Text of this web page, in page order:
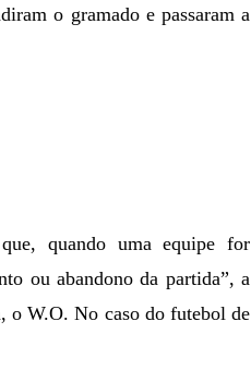
o gramado e passaram a
quando uma equipe for
ou abandono da partida”, a
o W.O. No caso do futebol de